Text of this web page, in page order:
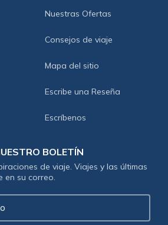
Nuestras Ofertas
Consejos de viaje
Mapa del sitio
Escribe una Reseña
Escríbenos
BOLETÍN
de viaje. Viajes y las últimas
en su correo.